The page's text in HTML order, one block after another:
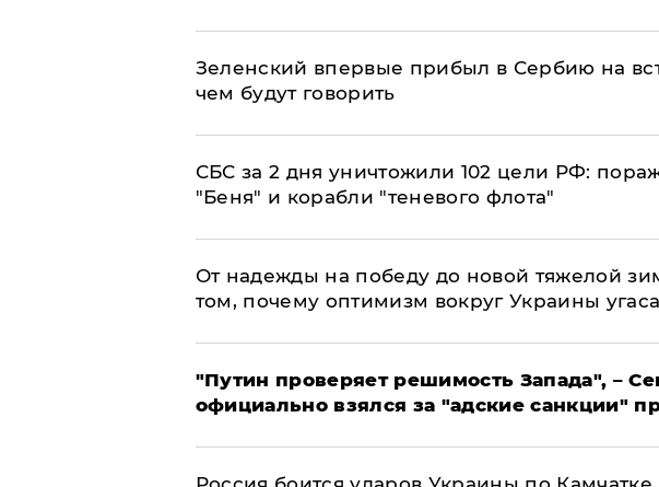
Зеленский впервые прибыл в Сербию на
чем будут говорить
СБС за 2 дня уничтожили 102 цели РФ:
"Беня" и корабли "теневого флота"
От надежды на победу до новой тяжелой
том, почему оптимизм вокруг Украины
"Путин проверяет решимость Запада", –
официально взялся за "адские санкции"